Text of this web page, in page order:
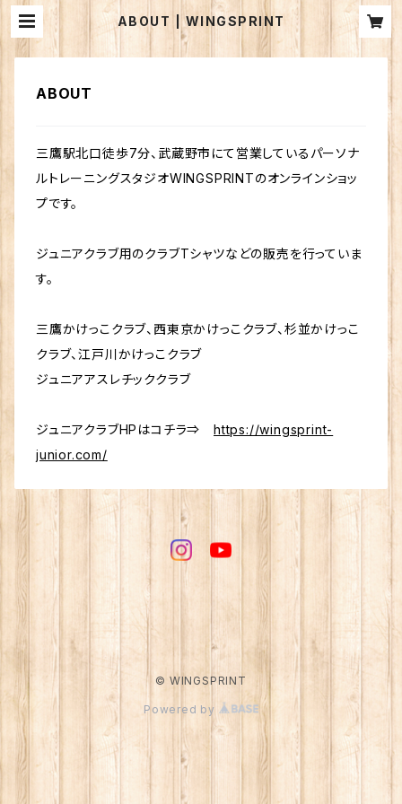
ABOUT | WINGSPRINT
ABOUT
三鷹駅北口徒歩7分、武蔵野市にて営業しているパーソナ
ルトレーニングスタジオWINGSPRINTのオンラインショッ
プです。
ジュニアクラブ用のクラブTシャツなどの販売を行っていま
す。
三鷹かけっこクラブ、西東京かけっこクラブ、杉並かけっこ
クラブ、江戸川かけっこクラブ
ジュニアアスレチッククラブ
ジュニアクラブHPはコチラ⇒https://wingsprint-
junior.com/
© WINGSPRINT
Powered by